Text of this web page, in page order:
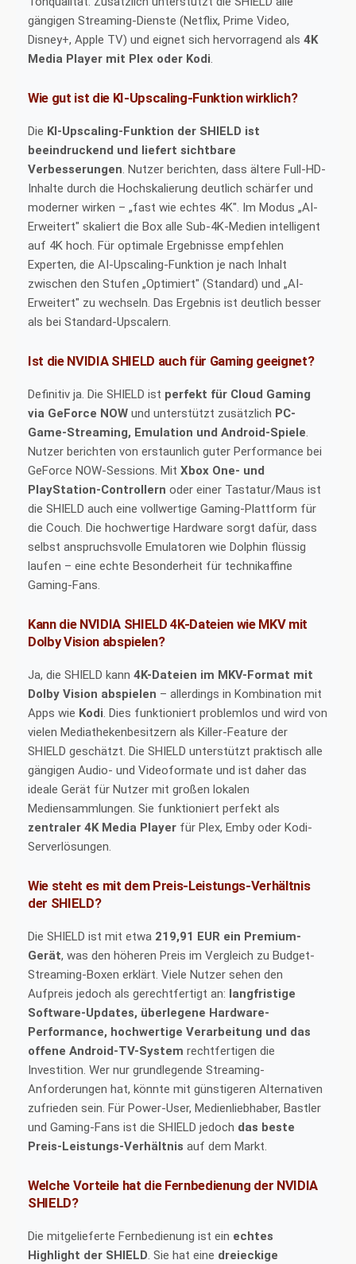
gängigen Streaming-Dienste (Netflix, Prime Video,
Disney+, Apple TV) und eignet sich hervorragend als 4K
Media Player mit Plex oder Kodi.
Wie gut ist die KI-Upscaling-Funktion wirklich?
Die KI-Upscaling-Funktion der SHIELD ist
beeindruckend und liefert sichtbare
Verbesserungen. Nutzer berichten, dass ältere Full-HD-
Inhalte durch die Hochskalierung deutlich schärfer und
moderner wirken – „fast wie echtes 4K". Im Modus „AI-
Erweitert" skaliert die Box alle Sub-4K-Medien intelligent
auf 4K hoch. Für optimale Ergebnisse empfehlen
Experten, die AI-Upscaling-Funktion je nach Inhalt
zwischen den Stufen „Optimiert" (Standard) und „AI-
Erweitert" zu wechseln. Das Ergebnis ist deutlich besser
als bei Standard-Upscalern.
Ist die NVIDIA SHIELD auch für Gaming geeignet?
Definitiv ja. Die SHIELD ist perfekt für Cloud Gaming
via GeForce NOW und unterstützt zusätzlich PC-
Game-Streaming, Emulation und Android-Spiele.
Nutzer berichten von erstaunlich guter Performance bei
GeForce NOW-Sessions. Mit Xbox One- und
PlayStation-Controllern oder einer Tastatur/Maus ist
die SHIELD auch eine vollwertige Gaming-Plattform für
die Couch. Die hochwertige Hardware sorgt dafür, dass
selbst anspruchsvolle Emulatoren wie Dolphin flüssig
laufen – eine echte Besonderheit für technikaffine
Gaming-Fans.
Kann die NVIDIA SHIELD 4K-Dateien wie MKV mit
Dolby Vision abspielen?
Ja, die SHIELD kann 4K-Dateien im MKV-Format mit
Dolby Vision abspielen – allerdings in Kombination mit
Apps wie Kodi. Dies funktioniert problemlos und wird von
vielen Mediathekenbesitzern als Killer-Feature der
SHIELD geschätzt. Die SHIELD unterstützt praktisch alle
gängigen Audio- und Videoformate und ist daher das
ideale Gerät für Nutzer mit großen lokalen
Mediensammlungen. Sie funktioniert perfekt als
zentraler 4K Media Player für Plex, Emby oder Kodi-
Serverlösungen.
Wie steht es mit dem Preis-Leistungs-Verhältnis
der SHIELD?
Die SHIELD ist mit etwa 219,91 EUR ein Premium-
Gerät, was den höheren Preis im Vergleich zu Budget-
Streaming-Boxen erklärt. Viele Nutzer sehen den
Aufpreis jedoch als gerechtfertigt an: langfristige
Software-Updates, überlegene Hardware-
Performance, hochwertige Verarbeitung und das
offene Android-TV-System rechtfertigen die
Investition. Wer nur grundlegende Streaming-
Anforderungen hat, könnte mit günstigeren Alternativen
zufrieden sein. Für Power-User, Medienliebhaber, Bastler
und Gaming-Fans ist die SHIELD jedoch das beste
Preis-Leistungs-Verhältnis auf dem Markt.
Welche Vorteile hat die Fernbedienung der NVIDIA
SHIELD?
Die mitgelieferte Fernbedienung ist ein echtes
Highlight der SHIELD. Sie hat eine dreieckige